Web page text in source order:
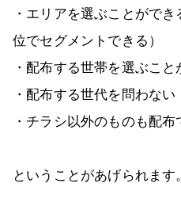
・エリアを選ぶことがで
位でセグメントできる）
・配布する世帯を選ぶこと
・配布する世代を問わない
・チラシ以外のものも配布
ということがあげられます